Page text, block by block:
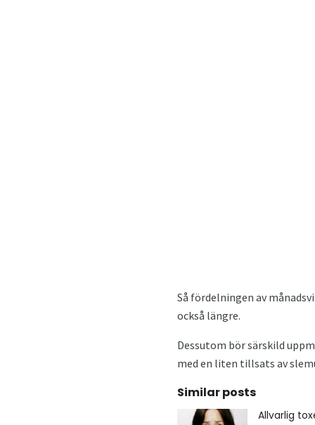
Så fördelningen av
också längre.
Dessutom bör särskild
med en liten tillsats av
Similar posts
Allvarlig